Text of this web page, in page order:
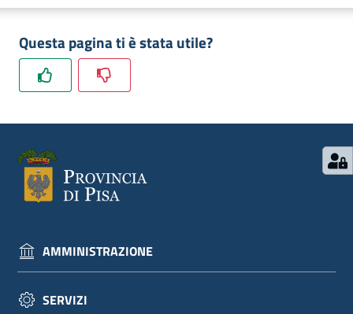
Questa pagina ti è stata utile?
AMMINISTRAZIONE
SERVIZI